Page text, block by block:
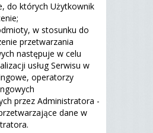
do których Użytkownik
w stosunku do
przetwarzania
następuje w celu
usług Serwisu w
operatorzy
przez Administratora -
dane w